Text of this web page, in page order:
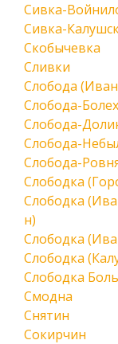
Сивка-
Сивка-
Скобычевка
Сливки
Слобода
Слобода-
Слобода-
Слобода-
Слобода-
Слободка
Слободка
н)
Слободка
Слободка
Слободка
Смодна
Снятин
Сокирчин